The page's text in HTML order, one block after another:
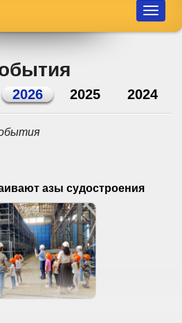
Toggle
2026 2025 2024
азы судостроения